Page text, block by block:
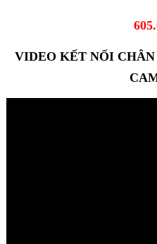
VIDEO KẾT NỐI